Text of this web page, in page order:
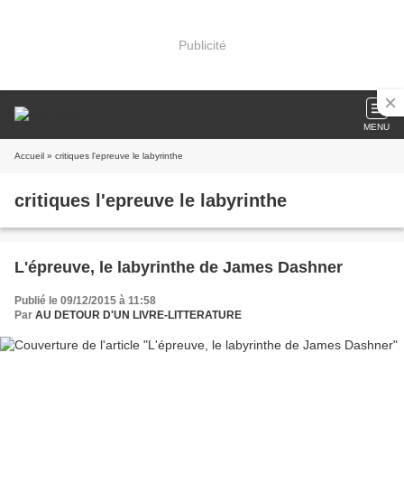
Publicité
MENU
Accueil » critiques l'epreuve le labyrinthe
critiques l'epreuve le labyrinthe
L'épreuve, le labyrinthe de James Dashner
Publié le 09/12/2015 à 11:58
Par AU DETOUR D'UN LIVRE-LITTERATURE